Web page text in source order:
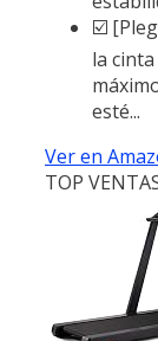
☑️
la
esté...
Ver en
TOP